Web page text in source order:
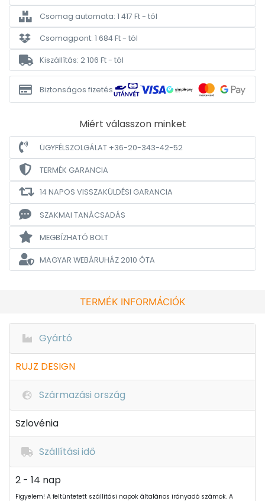
Csomag automata: 1 417 Ft - tól
Csomagpont: 1 684 Ft - tól
Kiszállítás: 2 106 Ft - tól
Biztonságos fizetés
Miért válasszon minket
ÜGYFÉLSZOLGÁLAT +36-20-343-42-52
TERMÉK GARANCIA
14 NAPOS VISSZAKÜLDÉSI GARANCIA
SZAKMAI TANÁCSADÁS
MEGBÍZHATÓ BOLT
MAGYAR WEBÁRUHÁZ2010 ÓTA
TERMÉK INFORMÁCIÓK
Gyártó
RUJZ DESIGN
Származási ország
Szlovénia
Szállítási idő
2 - 14 nap
Figyelem! A feltüntetett szállítási napok általános irányadó számok. A